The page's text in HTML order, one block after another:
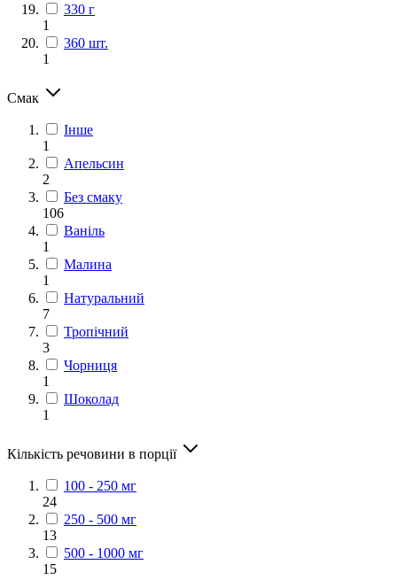
330 г
1
360 шт.
1
Смак
Інше
1
Апельсин
2
Без смаку
106
Ваніль
1
Малина
1
Натуральний
7
Тропічний
3
Чорниця
1
Шоколад
1
Кількість речовини в порції
100 - 250 мг
24
250 - 500 мг
13
500 - 1000 мг
15